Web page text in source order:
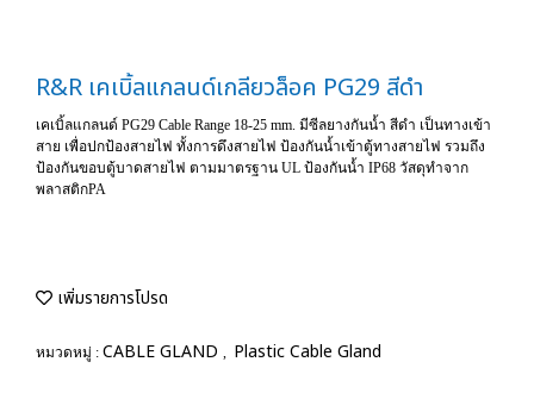
R&R เคเบิ้ลแกลนด์เกลียวล็อค PG29 สีดำ
เคเบิ้ลแกลนด์ PG29 Cable Range 18-25 mm. มีซีลยางกันน้ำ สีดำ เป็นทางเข้า
สาย เพื่อปกป้องสายไฟ ทั้งการดึงสายไฟ ป้องกันน้ำเข้าตู้ทางสายไฟ รวมถึง
ป้องกันขอบตู้บาดสายไฟ ตามมาตรฐาน UL ป้องกันน้ำ IP68 วัสดุทำจาก
พลาสติกPA
เพิ่มรายการโปรด
หมวดหมู่ : CABLE GLAND , Plastic Cable Gland